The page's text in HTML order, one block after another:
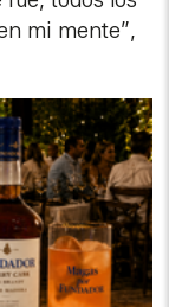
mi mente”,